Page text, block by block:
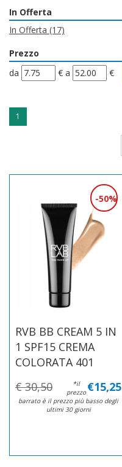
In Offerta
In Offerta (17)
Prezzo
filtra
da € filtra
a €
1
RVB BB CREAM 5 IN
1 SPF15 CREMA
COLORATA 401
50%
€ 30,50 €15,25
*il
prezzo
barrato è il prezzo più basso degli
ultimi 30 giorni